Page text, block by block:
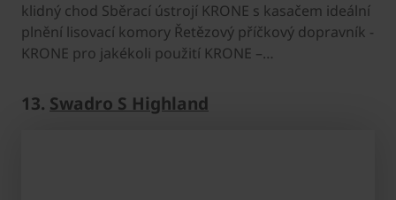
klidný chod Sběrací ústrojí ­KRONE s kasačem ideální
plnění lisovací komory Řetězový příčkový dopravník ­
KRONE pro jakékoli použití KRONE –…
13. Swadro S Highland